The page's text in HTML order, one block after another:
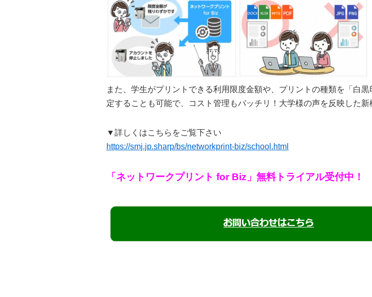
また、学生がプリントできる利用限度金額や、プリントの種類を「白
定することも可能で、コスト管理もバッチリ！大学様の声を反映した新
▼詳しくはこちらをご覧下さい
https://smj.jp.sharp/bs/networkprint-biz/school.html
「ネットワークプリント for Biz」無料トライアル受付中！